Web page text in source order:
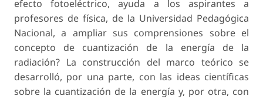
efecto fotoeléctrico, ayuda a los aspirantes a
profesores de física, de la Universidad Pedagógica
Nacional, a ampliar sus comprensiones sobre el
concepto de cuantización de la energía de la
radiación? La construcción del marco teórico se
desarrolló, por una parte, con las ideas científicas
sobre la cuantización de la energía y, por otra, con